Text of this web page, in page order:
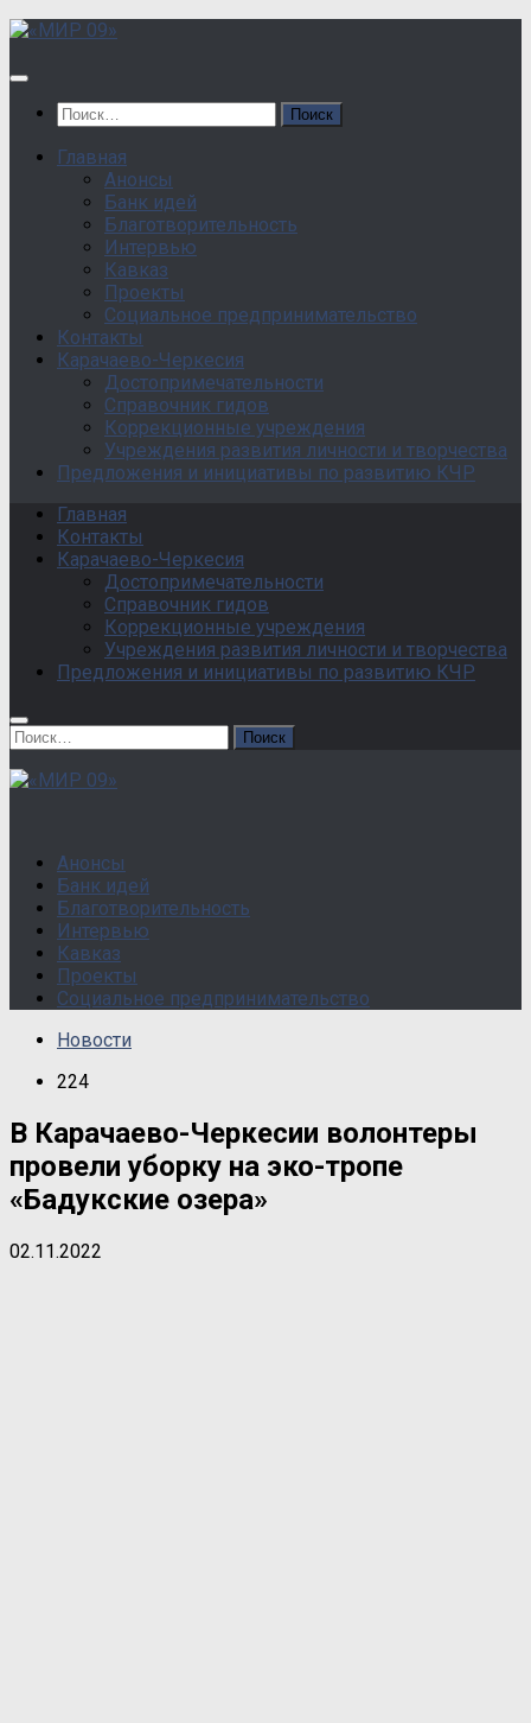
Перейти
содержанию
Найти:
Главная
Анонсы
Банк идей
Благотворительность
Интервью
Кавказ
Проекты
Социальное предпринимательство
Контакты
Карачаево-Черкесия
Достопримечательности
Справочник гидов
Коррекционные учреждения
Учреждения развития личности и творчества
Предложения и инициативы по развитию КЧР
Главная
Контакты
Карачаево-Черкесия
Достопримечательности
Справочник гидов
Коррекционные учреждения
Учреждения развития личности и творчества
Предложения и инициативы по развитию КЧР
Найти:
Анонсы
Банк идей
Благотворительность
Интервью
Кавказ
Проекты
Социальное предпринимательство
Новости
224
В Карачаево-Черкесии волонтеры
провели уборку на эко-тропе
«Бадукские озера»
02.11.2022